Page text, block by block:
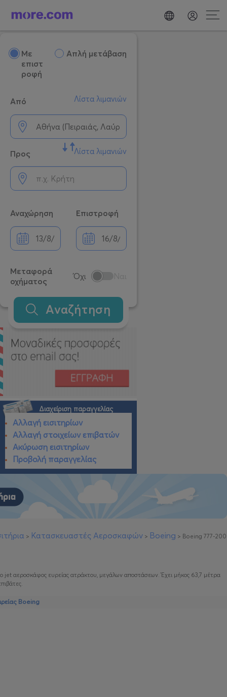
Mε
επιστ
ροφή
Απλή μετάβαση
Από Λίστα λιμανιών
Προς Λίστα λιμανιών
Αναχώρηση Επιστροφή
Μεταφορά
οχήματος
Όχι
Αναζήτηση
Διαχείριση παραγγελίας
Αλλαγή εισιτηρίων
Αλλαγή στοιχείων επιβατών
Ακύρωση εισιτηρίων
Προβολή παραγγελίας
> Κατασκευαστές Αεροσκαφών > Boeing > Boeing 777-200
jet αεροσκάφος ευρείας ατράκτου, μεγάλων αποστάσεων. Έχει μήκος 63,7 μέτρα
Boeing